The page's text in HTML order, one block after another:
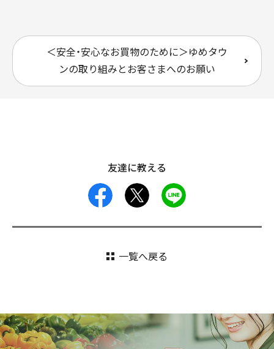
＜安全・安心なお買物のために＞ゆめタウ
ンの取り組みとお客さまへのお願い
友達に教える
facebook
一覧へ戻る